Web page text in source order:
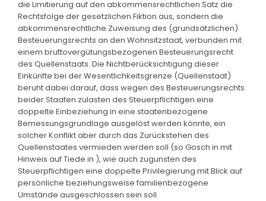
die Limitierung auf den abkommensrechtlichen Satz die
Rechtsfolge der gesetzlichen Fiktion aus, sondern die
abkommensrechtliche Zuweisung des (grundsätzlichen)
Besteuerungsrechts an den Wohnsitzstaat, verbunden mit
einem bruttovergütungsbezogenen Besteuerungsrecht
des Quellenstaats. Die Nichtberücksichtigung dieser
Einkünfte bei der Wesentlichkeitsgrenze (Quellenstaat)
beruht dabei darauf, dass wegen des Besteuerungsrechts
beider Staaten zulasten des Steuerpflichtigen eine
doppelte Einbeziehung in eine staatenbezogene
Bemessungsgrundlage ausgelöst werden könnte, ein
solcher Konflikt aber durch das Zurückstehen des
Quellenstaates vermieden werden soll (so Gosch in mit
Hinweis auf Tiede in ), wie auch zugunsten des
Steuerpflichtigen eine doppelte Privilegierung mit Blick auf
persönliche beziehungsweise familienbezogene
Umstände ausgeschlossen sein soll.